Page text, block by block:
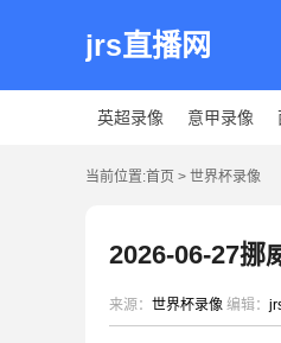
jrs直播网
英超录像 意甲录像
当前位置:首页 > 世界杯录像
2026-06-27挪
来源： 世界杯录像 编辑：